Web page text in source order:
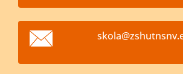
skola@zshutnsnv.